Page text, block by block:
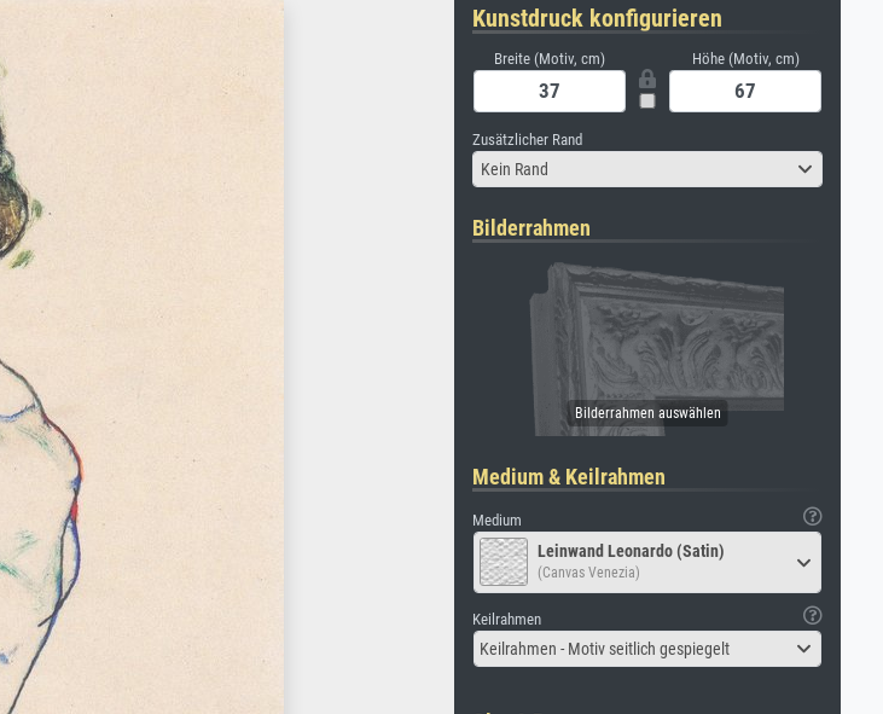
Kunstdruck konfigurieren
Breite (Motiv, cm) Höhe (Motiv, cm)
Zusätzlicher Rand
Kein Rand
Bilderrahmen
Medium & Keilrahmen
Medium
Leinwand Leonardo (Satin)
(Canvas Venezia)
Keilrahmen
Keilrahmen - Motiv seitlich gespiegelt